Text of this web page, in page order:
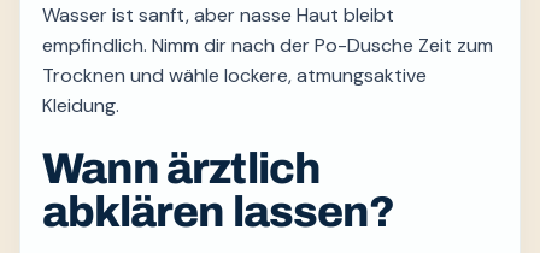
Wasser ist sanft, aber nasse Haut bleibt
empfindlich. Nimm dir nach der Po-Dusche Zeit zum
Trocknen und wähle lockere, atmungsaktive
Kleidung.
Wann ärztlich
abklären lassen?